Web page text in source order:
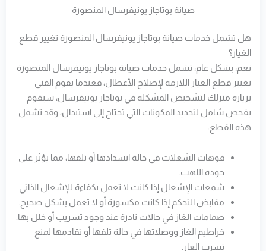
صيانة بوتاجاز يونيفرسال المنصورة
هل تشمل خدمات صيانة بوتاجاز يونيفرسال المنصورة تغيير قطع
الغيار؟
نعم، بشكل عام، تشمل خدمات صيانة بوتاجاز يونيفرسال المنصورة
تغيير قطع الغيار اللازمة لإصلاح الأعطال، فعندما يقوم الفني
بزيارة منزلك لتشخيص المشكلة في بوتاجاز يونيفرسال، سيقوم
بفحص شامل لتحديد المكونات التي تحتاج إلى استبدال، وقد تشمل
هذه القطع:
فوهات الشعلات في حالة انسدادها أو تلفها، مما يؤثر على
جودة اللهب.
شمعات الإشعال إذا كانت لا تعمل بكفاءة للإشعال الذاتي.
مقابض التحكم إذا كانت مكسورة أو لا تعمل بشكل صحيح.
صمامات الغاز في حالات نادرة عند وجود تسريب أو خلل بها.
خراطيم الغاز ووصلاتها في حالة تلفها أو تقادمها لمنع
تسرب الغاز.